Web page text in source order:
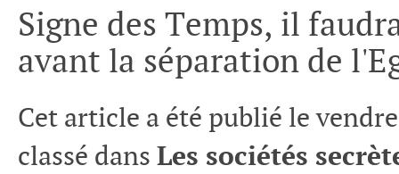
Signe des Temps, il
avant la séparation de
Cet article a été publié le
classé dans Les sociétés